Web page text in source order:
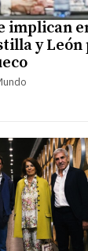
implican
y León